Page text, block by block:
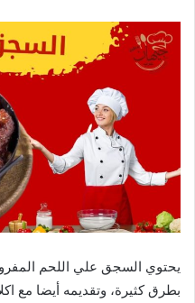
يحتوي السجق علي اللحم
بطرق كثيرة، وتقديمه أيضا مع